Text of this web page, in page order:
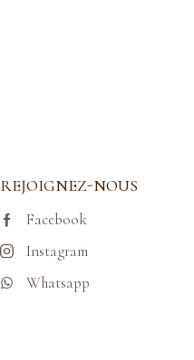
REJOIGNEZ-NOUS
Facebook
Instagram
Whatsapp